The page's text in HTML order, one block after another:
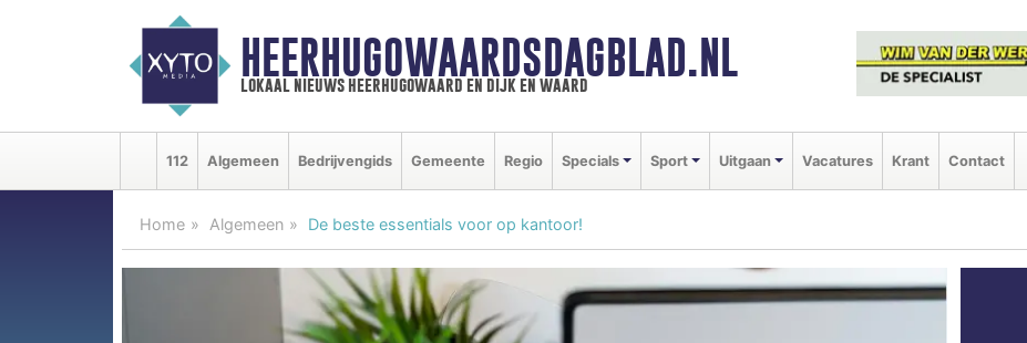
HEERHUGOWAARDSDAGBLAD.NL
lokaal nieuws heerhugowaard en dijk en waard
112 Algemeen Bedrijvengids Gemeente Regio Specials Sport Uitgaan Vacatures Krant Contact
Home Algemeen De beste essentials voor op kantoor!